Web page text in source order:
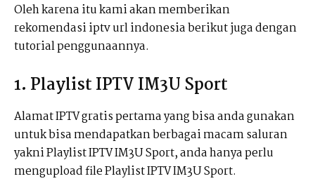
Oleh karena itu kami akan memberikan
rekomendasi iptv url indonesia berikut juga dengan
tutorial penggunaannya.
1. Playlist IPTV IM3U Sport
Alamat IPTV gratis pertama yang bisa anda gunakan
untuk bisa mendapatkan berbagai macam saluran
yakni Playlist IPTV IM3U Sport, anda hanya perlu
mengupload file Playlist IPTV IM3U Sport.